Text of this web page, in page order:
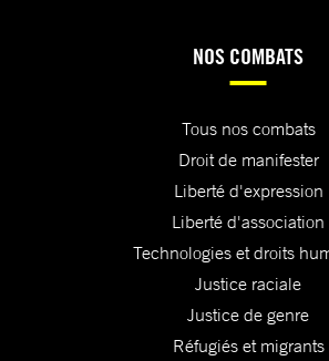
NOS COMBATS
Tous nos combats
Droit de manifester
Liberté d'expression
Liberté d'association
Technologies et droits
Justice raciale
Justice de genre
Réfugiés et migrants